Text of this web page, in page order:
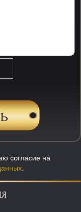
согласие на
.